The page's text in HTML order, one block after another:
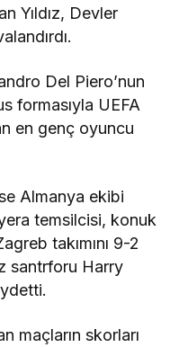
Yıldız, Devler
Del Piero’nun
formasıyla UEFA
en genç oyuncu
Almanya ekibi
temsilcisi, konuk
takımını 9-2
santrforu Harry
maçların skorları